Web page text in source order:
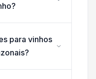
para vinhos